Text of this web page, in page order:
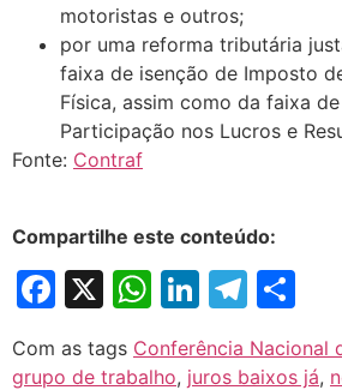
motoristas e outros;
por uma reforma tributária
faixa de isenção de Imposto
Física, assim como da faixa
Participação nos Lucros e
Fonte: Contraf
Compartilhe este conteúdo:
Facebook
X WhatsApp
LinkedIn
Com as tags Conferência Nacional
grupo de trabalho, juros baixos já,